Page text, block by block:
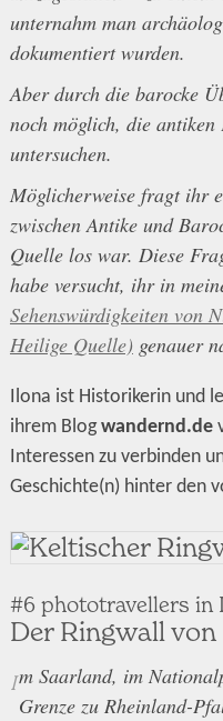
unternahm man
dokumentiert wurden.
Aber durch die barocke
noch möglich, die
untersuchen.
Möglicherweise fragt ihr
zwischen Antike und
Quelle los war. Diese
habe versucht, ihr in
Sehenswürdigkeiten von
Heilige Quelle)genauer
Ilona ist Historikerin und
ihrem Blogwandernd.de
Interessen zu verbinden
Geschichte(n) hinter den
#6 phototravellers in
Der Ringwall
Im Saarland, im
Grenze zu Rheinland-